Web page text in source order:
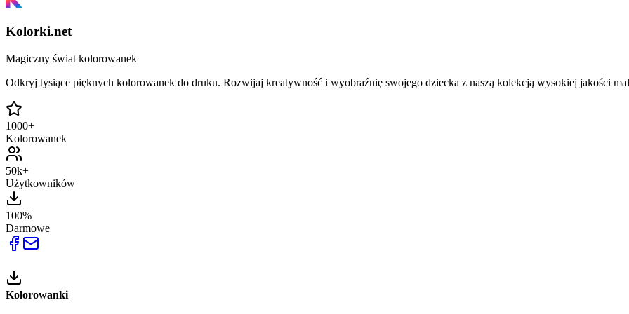
Kolorki.net
Magiczny świat kolorowanek
Odkryj tysiące pięknych kolorowanek do druku. Rozwijaj kreatywność i wyobraźnię swojego dziecka z naszą kolekcją wysokiej jakości
1000+
Kolorowanek
50k+
Użytkowników
100%
Darmowe
Kolorowanki